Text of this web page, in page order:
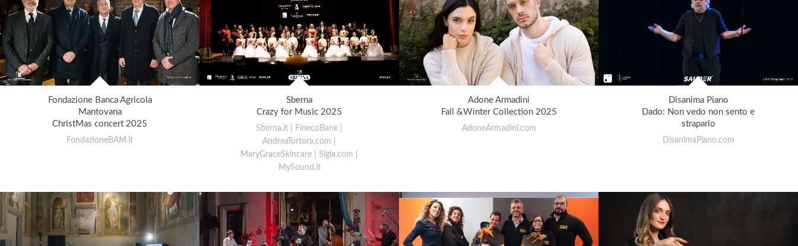
Fondazione Banca Agricola
Mantovana
ChristMas concert 2025
FondazioneBAM.it
Sberna
Crazy for Music 2025
Sberna.it | FinecoBank |
AndreaTortora.com |
MaryGraceSkincare | Sigla.com |
MySound.it
Adone Armadini
Fall &Winter Collection 2025
AdoneArmadini.com
Disanima Piano
Dado: Non vedo non sento e
straparlo
DisanimaPiano.com